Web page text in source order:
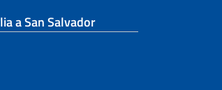
a San Salvador